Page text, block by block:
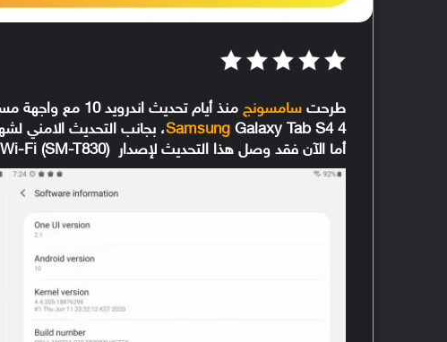
طرحتسامسونج منذ أيام تحديث اندرويد 10 مع واجهة مستخدم One UI 2.1 للوحي
4
Samsung
أما الآن فقد وصل هذا التحديث لإصدار Wi-Fi (SM-T830) في الولايات المتحدة وكندا حاليًا.